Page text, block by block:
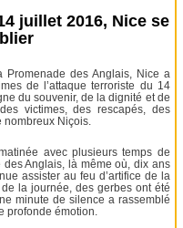
juillet 2016, Nice se
des Anglais, Nice a
de l’attaque terroriste du 14
du souvenir, de la dignité et de
victimes, des rescapés, des
Niçois.
avec plusieurs temps de
Anglais, là même où, dix ans
assister au feu d’artifice de la
la journée, des gerbes ont été
minute de silence a rassemblé
profonde émotion.